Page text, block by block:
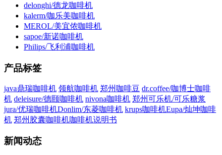
delonghi/德龙咖啡机
kalerm/咖乐美咖啡机
MEROL/美宜侬咖啡机
sapoe/新诺咖啡机
Philips/飞利浦咖啡机
产品标签
java鼎瑞咖啡机 领航咖啡机 郑州咖啡豆 dr.coffee/咖博士咖啡
机 deleisure/德颐咖啡机 nivona咖啡机 郑州可乐机/可乐糖浆
jura/优瑞咖啡机Donlim/东菱咖啡机 krups咖啡机Eupa/灿坤咖啡
机 郑州胶囊咖啡机咖啡机说明书
新闻动态